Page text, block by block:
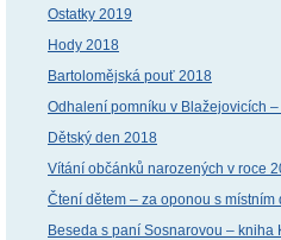
Ostatky 2019
Hody 2018
Bartolomějská pouť 2018
Odhalení pomníku v Blažejovicích –
Dětský den 2018
Vítání občánků narozených v roce
Čtení dětem – za oponou s
Beseda s paní Sosnarovou – kniha